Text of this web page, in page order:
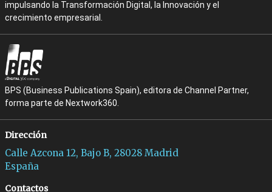
impulsando la Transformación Digital, la Innovación y el
crecimiento empresarial.
BPS (Business Publications Spain), editora de Channel Partner,
forma parte de Nextwork360.
Dirección
Calle Azcona 12, Bajo B, 28028 Madrid
España
Contactos